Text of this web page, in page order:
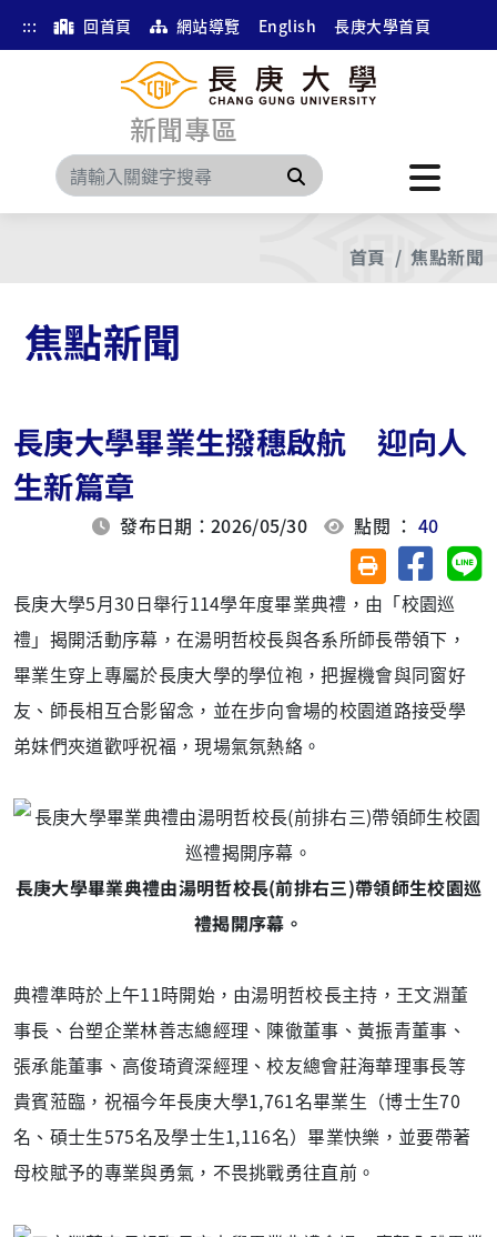
::: 回首頁 網站導覽 English 長庚大學首頁
新聞專區
搜尋
首頁 焦點新聞
焦點新聞
長庚大學畢業生撥穗啟航 迎向人
生新篇章
發布日期：2026/05/30 點閱 ：40
友善列印(另開視
分享至
長庚大學5月30日舉行114學年度畢業典禮，由「校園巡
禮」揭開活動序幕，在湯明哲校長與各系所師長帶領下，
畢業生穿上專屬於長庚大學的學位袍，把握機會與同窗好
友、師長相互合影留念，並在步向會場的校園道路接受學
弟妹們夾道歡呼祝福，現場氣氛熱絡。
長庚大學畢業典禮由湯明哲校長(前排右三)帶領師生校園巡
禮揭開序幕。
典禮準時於上午11時開始，由湯明哲校長主持，王文淵董
事長、台塑企業林善志總經理、陳徹董事、黃振青董事、
張承能董事、高俊琦資深經理、校友總會莊海華理事長等
貴賓蒞臨，祝福今年長庚大學1,761名畢業生（博士生70
名、碩士生575名及學士生1,116名）畢業快樂，並要帶著
母校賦予的專業與勇氣，不畏挑戰勇往直前。